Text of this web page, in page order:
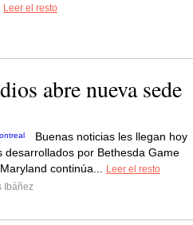
Leer el resto
abre nueva sede
Buenas noticias les llegan hoy
por Bethesda Game
continúa...
Leer el resto
Ibáñez